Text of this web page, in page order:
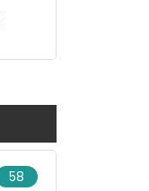
58